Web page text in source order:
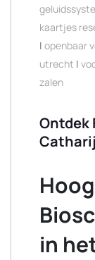
kaartjes
| openbaar
utrecht |
zalen
Ontdek
in